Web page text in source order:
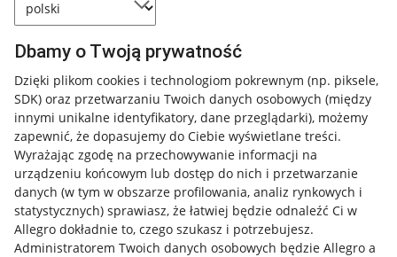
Dbamy o Twoją prywatność
Dzięki plikom cookies i technologiom pokrewnym (np. piksele,
SDK) oraz przetwarzaniu Twoich danych osobowych (między
innymi unikalne identyfikatory, dane przeglądarki), możemy
zapewnić, że dopasujemy do Ciebie wyświetlane treści.
Wyrażając zgodę na przechowywanie informacji na
urządzeniu końcowym lub dostęp do nich i przetwarzanie
danych (w tym w obszarze profilowania, analiz rynkowych i
statystycznych) sprawiasz, że łatwiej będzie odnaleźć Ci w
Allegro dokładnie to, czego szukasz i potrzebujesz.
Administratorem Twoich danych osobowych będzie Allegro a